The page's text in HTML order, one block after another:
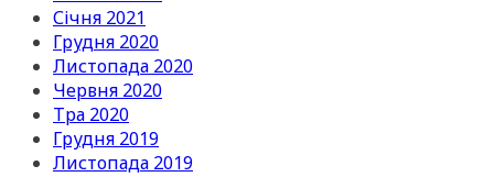
Січня 2021
Грудня 2020
Листопада 2020
Червня 2020
Тра 2020
Грудня 2019
Листопада 2019